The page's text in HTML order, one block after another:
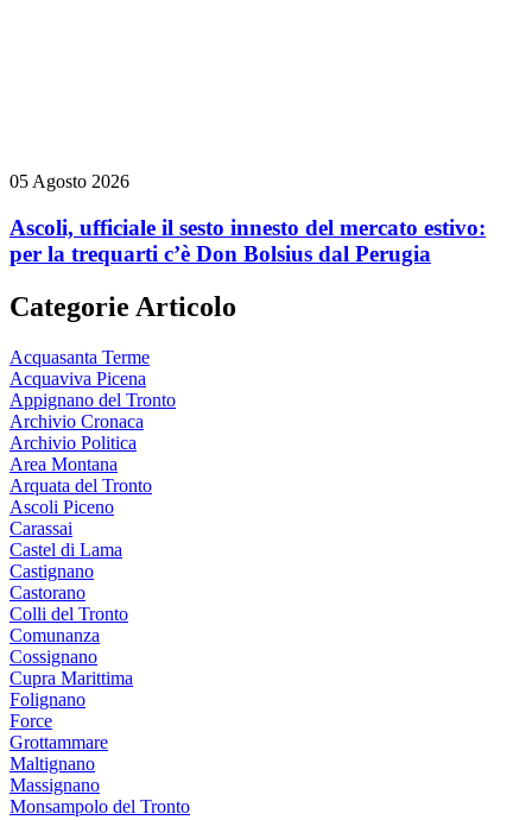
05 Agosto 2026
Ascoli, ufficiale il sesto innesto del mercato estivo:
per la trequarti c’è Don Bolsius dal Perugia
Categorie Articolo
Acquasanta Terme
Acquaviva Picena
Appignano del Tronto
Archivio Cronaca
Archivio Politica
Area Montana
Arquata del Tronto
Ascoli Piceno
Carassai
Castel di Lama
Castignano
Castorano
Colli del Tronto
Comunanza
Cossignano
Cupra Marittima
Folignano
Force
Grottammare
Maltignano
Massignano
Monsampolo del Tronto